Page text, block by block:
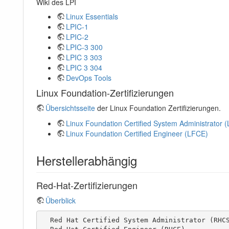
Linux Essentials
LPIC-1
LPIC-2
LPIC-3 300
LPIC 3 303
LPIC 3 304
DevOps Tools
Linux Foundation-Zertifizierungen
Übersichtsseite der Linux Foundation Zertifizierungen.
Linux Foundation Certified System Administrator
Linux Foundation Certified Engineer (LFCE)
Herstellerabhängig
Red-Hat-Zertifizierungen
Überblick